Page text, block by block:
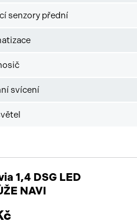
senzory přední
svícení
1,4 DSG LED
NAVI